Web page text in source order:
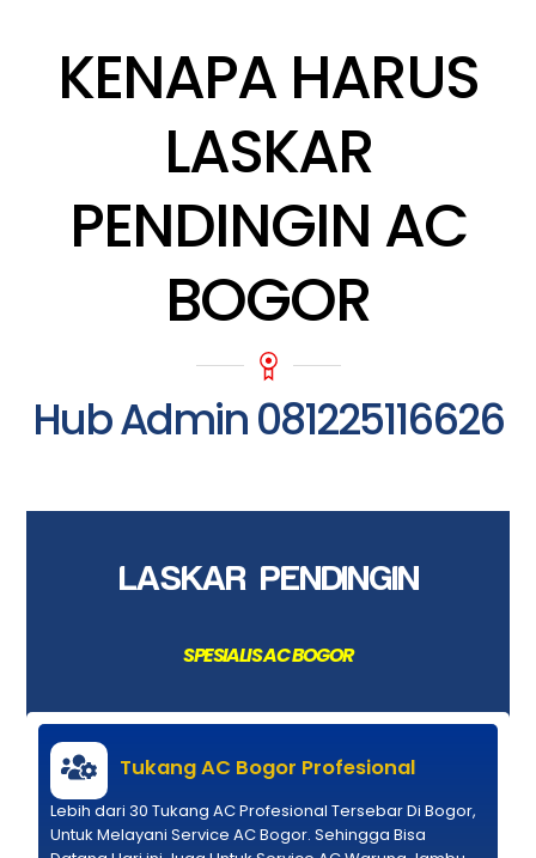
KENAPA HARUS
LASKAR
PENDINGIN AC
BOGOR
Hub Admin 081225116626
LASKAR PENDINGIN
SPESIALIS AC BOGOR
Tukang AC Bogor Profesional
Lebih dari 30 Tukang AC Profesional Tersebar Di Bogor,
Untuk Melayani Service AC Bogor. Sehingga Bisa